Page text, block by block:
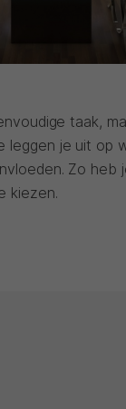
taak,
leggen je uit op
Zo heb
kiezen.